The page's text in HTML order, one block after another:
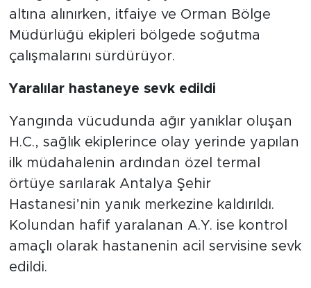
altına alınırken, itfaiye ve Orman Bölge
Müdürlüğü ekipleri bölgede soğutma
çalışmalarını sürdürüyor.
Yaralılar hastaneye sevk edildi
Yangında vücudunda ağır yanıklar oluşan
H.C., sağlık ekiplerince olay yerinde yapılan
ilk müdahalenin ardından özel termal
örtüye sarılarak Antalya Şehir
Hastanesi’nin yanık merkezine kaldırıldı.
Kolundan hafif yaralanan A.Y. ise kontrol
amaçlı olarak hastanenin acil servisine sevk
edildi.